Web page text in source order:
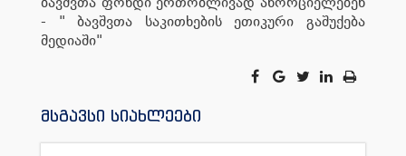
- " ბავშვთა საკითხების ეთიკური გაშუქება
მედიაში"
მსგავსი სიახლეები